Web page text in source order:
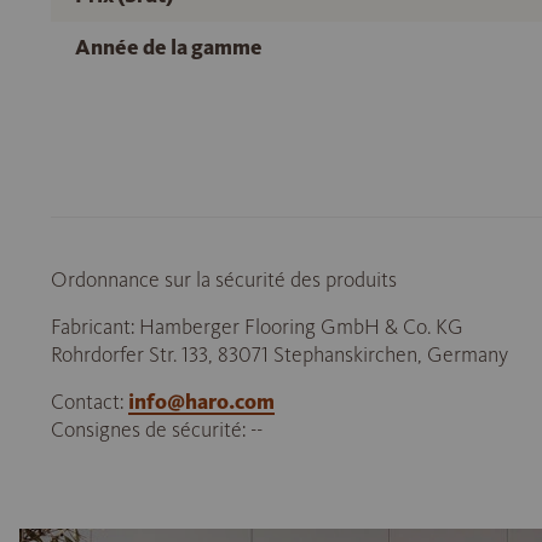
Année de la gamme
Ordonnance sur la sécurité des produits
Fabricant: Hamberger Flooring GmbH & Co. KG
Rohrdorfer Str. 133, 83071 Stephanskirchen, Germany
Contact: info@haro.com
Consignes de sécurité: --